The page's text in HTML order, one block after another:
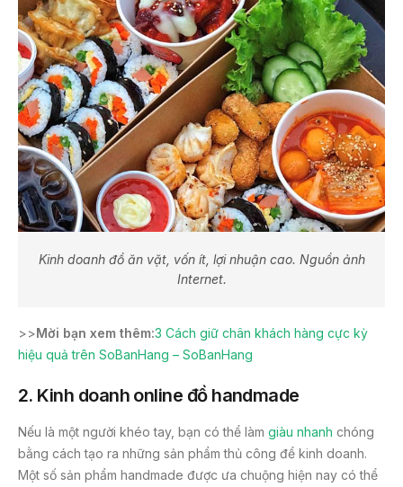
Kinh doanh đồ ăn vặt, vốn ít, lợi nhuận cao. Nguồn ảnh
Internet.
>>Mời bạn xem thêm:3 Cách giữ chân khách hàng cực kỳ
hiệu quả trên SoBanHang – SoBanHang
2. Kinh doanh online đồ handmade
Nếu là một người khéo tay, bạn có thể làm giàu nhanh chóng
bằng cách tạo ra những sản phẩm thủ công để kinh doanh.
Một số sản phẩm handmade được ưa chuộng hiện nay có thể